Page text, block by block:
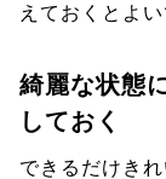
えておくとよい
綺麗な状態
しておく
できるだけき